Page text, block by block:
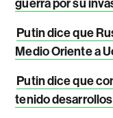
guerra por su
Putin dice que
Medio Oriente a
Putin dice que
tenido